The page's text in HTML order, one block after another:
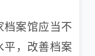
案馆应当不
平，改善档案